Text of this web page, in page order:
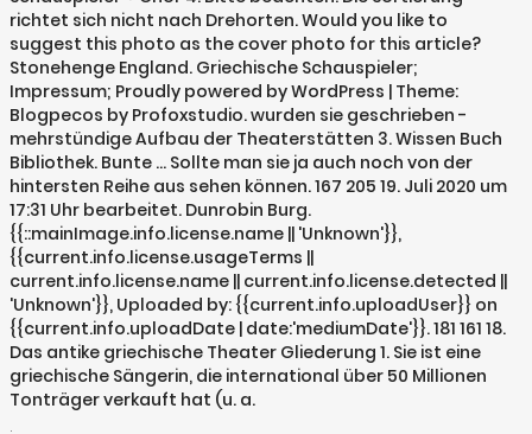
richtet sich nicht nach Drehorten. Would you like to
suggest this photo as the cover photo for this article?
Stonehenge England. Griechische Schauspieler;
Impressum; Proudly powered by WordPress | Theme:
Blogpecos by Profoxstudio. wurden sie geschrieben -
mehrstündige Aufbau der Theaterstätten 3. Wissen Buch
Bibliothek. Bunte … Sollte man sie ja auch noch von der
hintersten Reihe aus sehen können. 167 205 19. Juli 2020 um
17:31 Uhr bearbeitet. Dunrobin Burg.
{{::mainImage.info.license.name || 'Unknown'}},
{{current.info.license.usageTerms ||
current.info.license.name || current.info.license.detected ||
'Unknown'}}, Uploaded by: {{current.info.uploadUser}} on
{{current.info.uploadDate | date:'mediumDate'}}. 181 161 18.
Das antike griechische Theater Gliederung 1. Sie ist eine
griechische Sängerin, die international über 50 Millionen
Tonträger verkauft hat (u. a.